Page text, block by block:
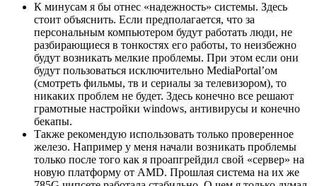
К минусам я бы отнес «надежность» системы. Здесь
стоит объяснить. Если предполагается, что за
персональным компьютером будут работать люди, не
разбирающиеся в тонкостях его работы, то неизбежно
будут возникать мелкие проблемы. При этом если они
будут пользоваться исключительно MediaPortal’ом
(смотреть фильмы, тв и сериалы за телевизором), то
никаких проблем не будет. Здесь конечно все решают
грамотные настройки windows, антивирусы и конечно
бекапы.
Также рекомендую использовать только проверенное
железо. Например у меня начали возникать проблемы
только после того как я проапгрейдил свой «сервер» на
новую платформу от AMD. Прошлая система на их же